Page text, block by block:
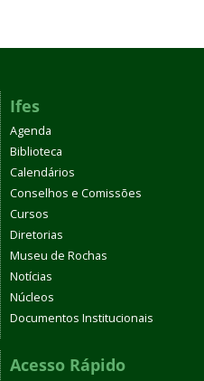
Ifes
Agenda
Biblioteca
Calendários
Conselhos e Comissões
Cursos
Diretorias
Museu de Rochas
Notícias
Núcleos
Documentos Institucionais
Acesso Rápido